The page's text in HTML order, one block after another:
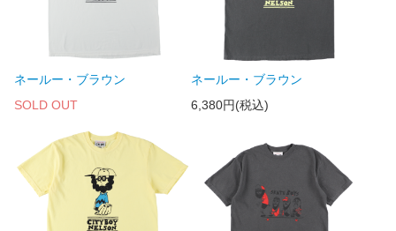
ネールー・ブラウン
SOLD OUT
ネールー・ブラウン
6,380円(税込)